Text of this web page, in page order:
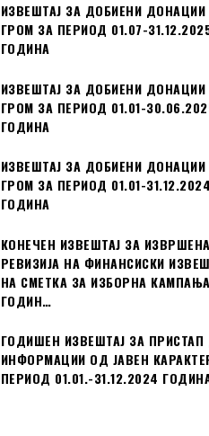
ИЗВЕШТАЈ ЗА ДОБИЕНИ ДОНАЦИИ
ГРОМ ЗА ПЕРИОД 01.07-
ГОДИНА
ИЗВЕШТАЈ ЗА ДОБИЕНИ ДОНАЦИИ
ГРОМ ЗА ПЕРИОД 01.01-
ГОДИНА
ИЗВЕШТАЈ ЗА ДОБИЕНИ ДОНАЦИИ
ГРОМ ЗА ПЕРИОД 01.01-31.12.2024
ГОДИНА
КОНЕЧЕН ИЗВЕШТАЈ ЗА ИЗВРШЕНА
РЕВИЗИЈА НА ФИНАНСИСКИ
НА СМЕТКА ЗА ИЗБОРНА
ГОДИН…
ГОДИШЕН ИЗВЕШТАЈ ЗА ПРИСТАП
ИНФОРМАЦИИ ОД ЈАВЕН
ПЕРИОД 01.01.-31.12.2024